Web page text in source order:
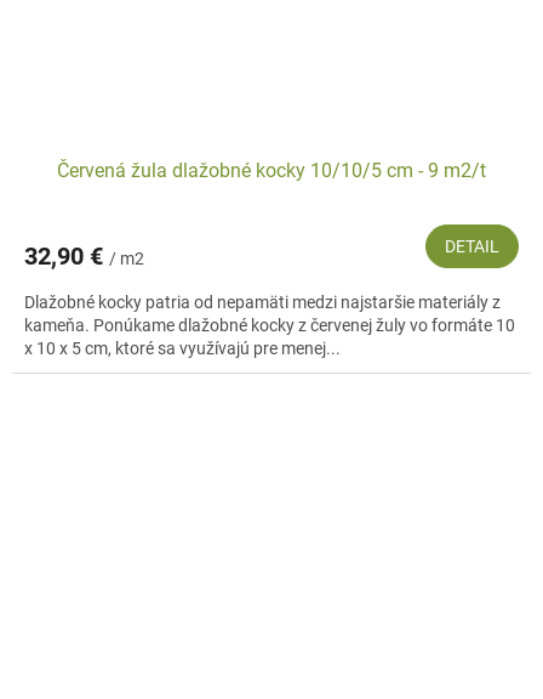
Červená žula dlažobné kocky 10/10/5 cm - 9 m2/t
32,90 € / m2
DETAIL
Dlažobné kocky patria od nepamäti medzi najstaršie materiály z
kameňa. Ponúkame dlažobné kocky z červenej žuly vo formáte 10
x 10 x 5 cm, ktoré sa využívajú pre menej...